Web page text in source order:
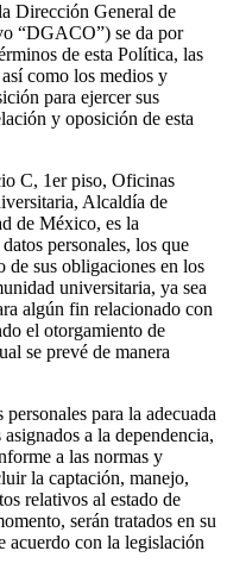
Dirección General de
“DGACO”) se da por
de esta Política, las
como los medios y
para ejercer sus
y oposición de esta
C, 1er piso, Oficinas
Alcaldía de
de México, es la
personales, los que
de sus obligaciones en los
universitaria, ya sea
algún fin relacionado con
el otorgamiento de
se prevé de manera
para la adecuada
a la dependencia,
a las normas y
la captación, manejo,
relativos al estado de
serán tratados en su
acuerdo con la legislación